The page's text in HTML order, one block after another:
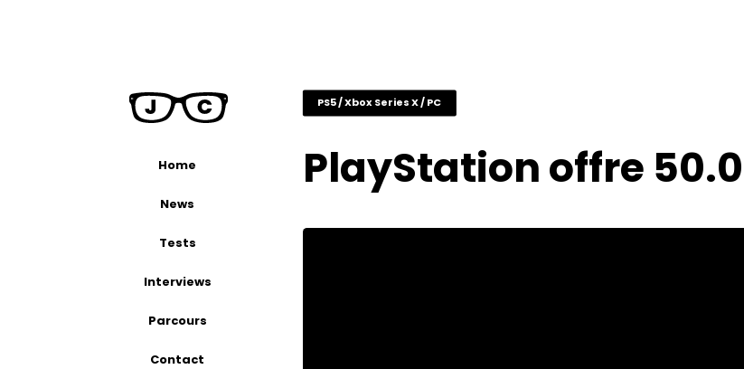
Home
News
Tests
Interviews
Parcours
Contact
PS5 / Xbox Series X / PC
PlayStation offre